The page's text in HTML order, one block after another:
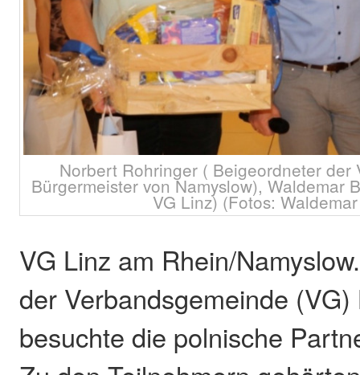
Norbert Rohringer ( Beigeordneter der
Bürgermeister von Namyslow), Waldemar
VG Linz) (Fotos:
VG Linz am Rhein/
der Verbandsgemeinde
besuchte die polnische